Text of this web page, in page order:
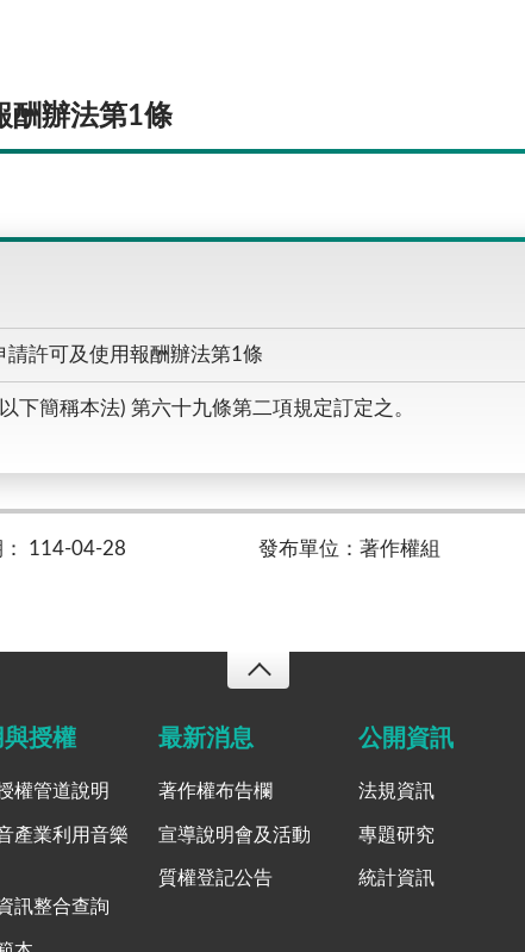
酬辦法第1條
請許可及使用報酬辦法第1條
下簡稱本法) 第六十九條第二項規定訂定之。
： 114-04-28 發布單位：著作權組
與授權
權管道說明
產業利用音樂
訊整合查詢
最新消息
著作權布告欄
宣導說明會及活動
質權登記公告
公開資訊
法規資訊
專題研究
統計資訊